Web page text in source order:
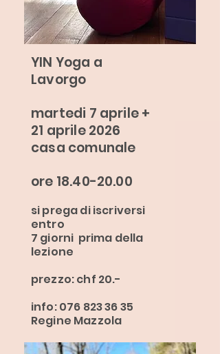
YIN Yoga a
Lavorgo
martedi 7 aprile +
21 aprile 2026
casa comunale
ore 18.40-20.00
si prega di iscriversi
entro
7 giorni prima della
lezione
prezzo: chf 20.-
info: 076 823 36 35
Regine Mazzola